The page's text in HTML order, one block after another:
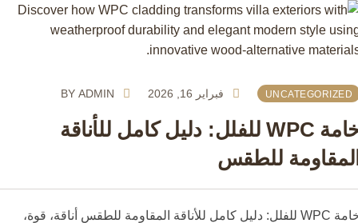
فبراير 16, 2026 BY ADMIN
خامة WPC للفلل: دليل كامل للأناقة
للطقس
خامة WPC للفلل: دليل كامل للأناقة المقاومة للطقس أناقة، قوة،